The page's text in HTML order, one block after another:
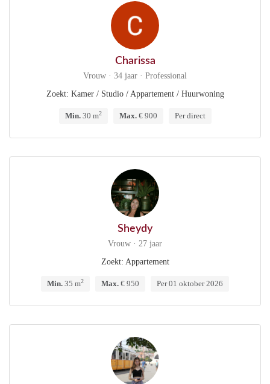
Charissa
Vrouw · 34 jaar · Professional
Zoekt: Kamer / Studio / Appartement / Huurwoning
Min.30 m2 Max.€ 900 Per direct
Sheydy
Vrouw · 27 jaar
Zoekt: Appartement
Min. 35 m2 Max. € 950 Per 01 oktober 2026